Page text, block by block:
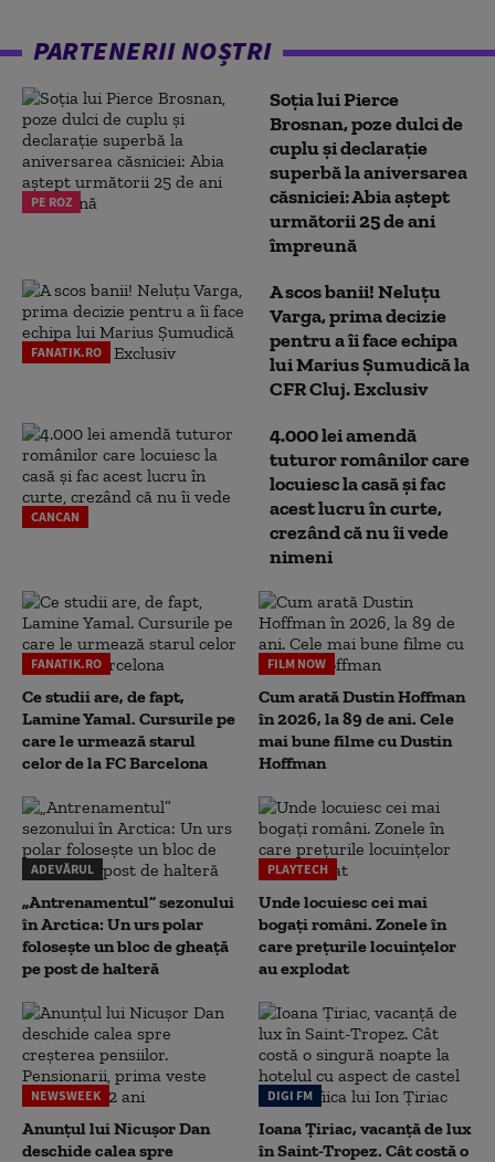
PARTENERII NOȘTRI
PE ROZ
Soția lui Pierce
Brosnan, poze dulci de
cuplu și declarație
superbă la aniversarea
căsniciei: Abia aștept
următorii 25 de ani
împreună
FANATIK.RO
A scos banii! Neluțu
Varga, prima decizie
pentru a îi face echipa
lui Marius Șumudică la
CFR Cluj. Exclusiv
CANCAN
4.000 lei amendă
tuturor românilor care
locuiesc la casă și fac
acest lucru în curte,
crezând că nu îi vede
nimeni
FANATIK.RO
Ce studii are, de fapt,
Lamine Yamal. Cursurile pe
care le urmează starul
celor de la FC Barcelona
FILM NOW
Cum arată Dustin Hoffman
în 2026, la 89 de ani. Cele
mai bune filme cu Dustin
Hoffman
ADEVĂRUL
„Antrenamentul” sezonului
în Arctica: Un urs polar
folosește un bloc de gheață
pe post de halteră
PLAYTECH
Unde locuiesc cei mai
bogați români. Zonele în
care prețurile locuințelor
au explodat
NEWSWEEK
Anunțul lui Nicușor Dan
deschide calea spre
DIGI FM
Ioana Țiriac, vacanță de lux
în Saint-Tropez. Cât costă o